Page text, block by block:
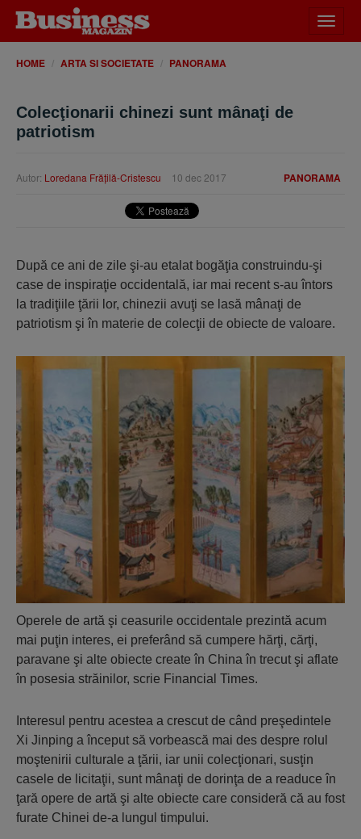
meniu
HOME ARTA SI SOCIETATE PANORAMA
Colecţionarii chinezi sunt mânaţi de
patriotism
PANORAMA
Autor: Loredana Frăţilă-Cristescu 10 dec 2017
După ce ani de zile şi-au etalat bogăţia construindu-şi
case de inspiraţie occidentală, iar mai recent s-au întors
la tradiţiile ţării lor, chinezii avuţi se lasă mânaţi de
patriotism şi în materie de colecţii de obiecte de valoare.
Operele de artă şi ceasurile occidentale prezintă acum
mai puţin interes, ei preferând să cumpere hărţi, cărţi,
paravane şi alte obiecte create în China în trecut şi aflate
în posesia străinilor, scrie Financial Times.
Interesul pentru acestea a crescut de când preşedintele
Xi Jinping a început să vorbească mai des despre rolul
moştenirii culturale a ţării, iar unii colecţionari, susţin
casele de licitaţii, sunt mânaţi de dorinţa de a readuce în
ţară opere de artă şi alte obiecte care consideră că au fost
furate Chinei de-a lungul timpului.